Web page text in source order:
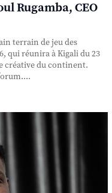
Rugamba, CEO
terrain de jeu des
qui réunira à Kigali du 23
créative du continent.